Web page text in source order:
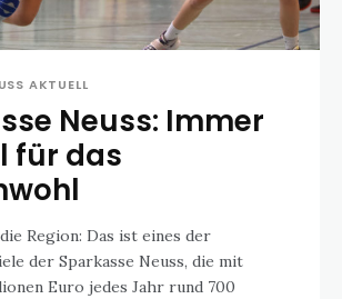
AKTUELL
Neuss: Immer
für das
Region: Das ist eines der
der Sparkasse Neuss, die mit
Euro jedes Jahr rund 700